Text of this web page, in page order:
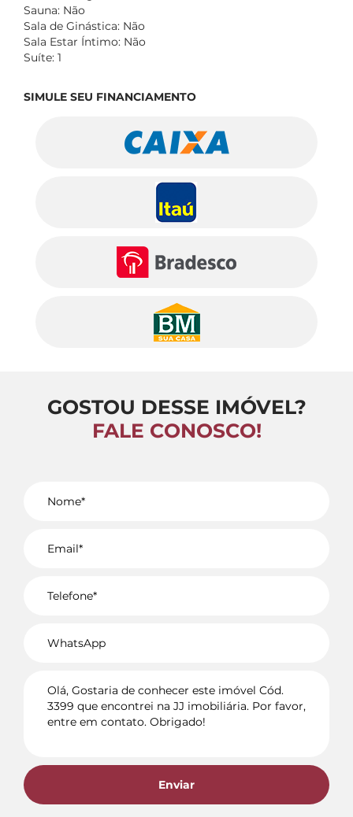
Sauna: Não
Sala de Ginástica: Não
Sala Estar Íntimo: Não
Suíte: 1
SIMULE SEU FINANCIAMENTO
GOSTOU DESSE IMÓVEL?
FALE CONOSCO!
Enviar